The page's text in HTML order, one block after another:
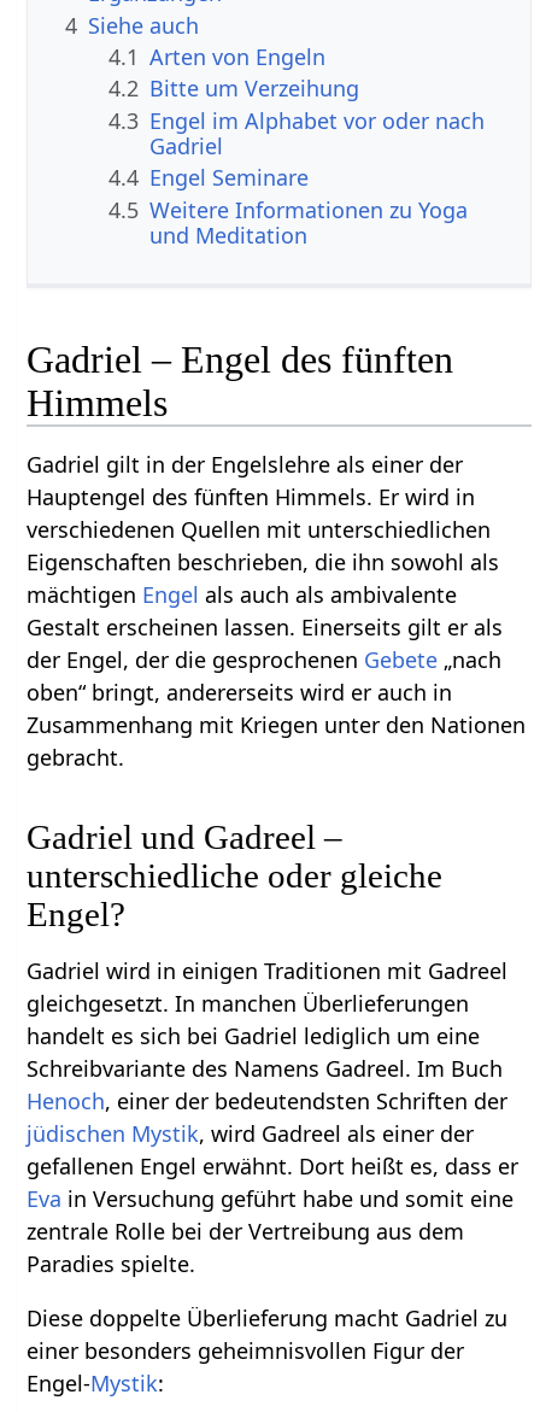
4 Siehe auch
4.1 Arten von Engeln
4.2 Bitte um Verzeihung
4.3 Engel im Alphabet vor oder nach
Gadriel
4.4 Engel Seminare
4.5 Weitere Informationen zu Yoga
und Meditation
Gadriel – Engel des fünften
Himmels
Gadriel gilt in der Engelslehre als einer der
Hauptengel des fünften Himmels. Er wird in
verschiedenen Quellen mit unterschiedlichen
Eigenschaften beschrieben, die ihn sowohl als
mächtigen Engel als auch als ambivalente
Gestalt erscheinen lassen. Einerseits gilt er als
der Engel, der die gesprochenen Gebete „nach
oben“ bringt, andererseits wird er auch in
Zusammenhang mit Kriegen unter den Nationen
gebracht.
Gadriel und Gadreel –
unterschiedliche oder gleiche
Engel?
Gadriel wird in einigen Traditionen mit Gadreel
gleichgesetzt. In manchen Überlieferungen
handelt es sich bei Gadriel lediglich um eine
Schreibvariante des Namens Gadreel. Im Buch
Henoch, einer der bedeutendsten Schriften der
jüdischen Mystik, wird Gadreel als einer der
gefallenen Engel erwähnt. Dort heißt es, dass er
Eva in Versuchung geführt habe und somit eine
zentrale Rolle bei der Vertreibung aus dem
Paradies spielte.
Diese doppelte Überlieferung macht Gadriel zu
einer besonders geheimnisvollen Figur der
Engel-Mystik: